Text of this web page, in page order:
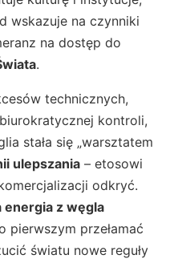
wskazuje na czynniki
na dostęp do
.
technicznych,
kontroli,
stała się „warsztatem
ulepszania – etosowi
odkryć.
energia z węgla
pierwszym przełamać
światu nowe reguły